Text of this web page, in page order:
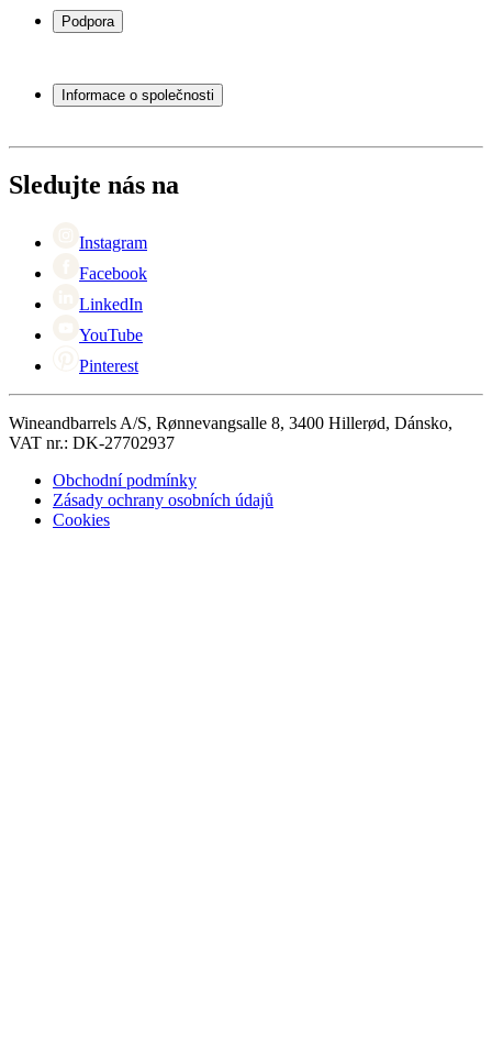
Stojany na víno
Vinný nábytek
Podpora
Servisní případ
Platba
Vrácení
Informace o společnosti
Black Friday
Singles Day
Sledujte nás na
Instagram
Facebook
LinkedIn
YouTube
Pinterest
Wineandbarrels A/S, Rønnevangsalle 8, 3400 Hillerød, Dánsko,
VAT nr.: DK-27702937
Obchodní podmínky
Zásady ochrany osobních údajů
Cookies